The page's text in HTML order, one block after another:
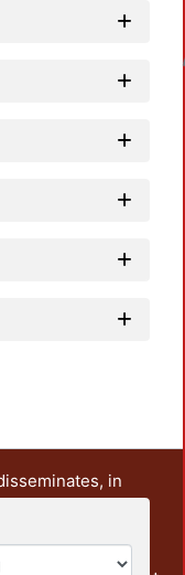
in
and research
includes some
from the